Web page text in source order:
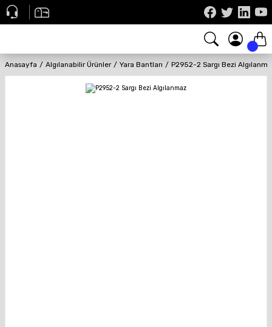
Anasayfa Algılanabilir Ürünler Yara Bantları P2952-2 Sargı Bezi